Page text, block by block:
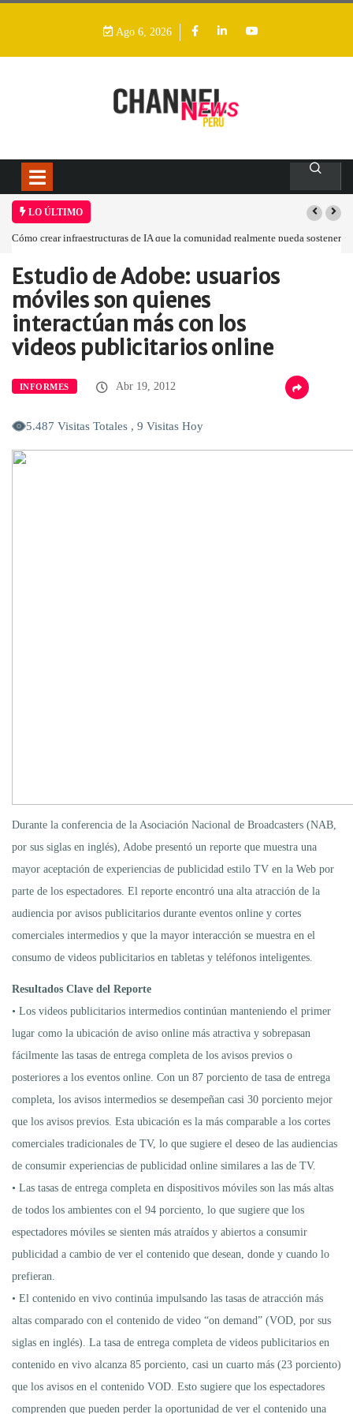
Ago 6, 2026
LO ÚLTIMO
Cómo crear infraestructuras de IA que la comunidad realmente pueda sostener
Home Informes Estudio de Adobe:…
Estudio de Adobe: usuarios
móviles son quienes
interactúan más con los
videos publicitarios online
INFORMES Abr 19, 2012
5.487 Visitas Totales , 9 Visitas Hoy
Durante la conferencia de la Asociación Nacional de Broadcasters (NAB,
por sus siglas en inglés), Adobe presentó un reporte que muestra una
mayor aceptación de experiencias de publicidad estilo TV en la Web por
parte de los espectadores. El reporte encontró una alta atracción de la
audiencia por avisos publicitarios durante eventos online y cortes
comerciales intermedios y que la mayor interacción se muestra en el
consumo de videos publicitarios en tabletas y teléfonos inteligentes.
Resultados Clave del Reporte
• Los videos publicitarios intermedios continúan manteniendo el primer
lugar como la ubicación de aviso online más atractiva y sobrepasan
fácilmente las tasas de entrega completa de los avisos previos o
posteriores a los eventos online. Con un 87 porciento de tasa de entrega
completa, los avisos intermedios se desempeñan casi 30 porciento mejor
que los avisos previos. Esta ubicación es la más comparable a los cortes
comerciales tradicionales de TV, lo que sugiere el deseo de las audiencias
de consumir experiencias de publicidad online similares a las de TV.
• Las tasas de entrega completa en dispositivos móviles son las más altas
de todos los ambientes con el 94 porciento, lo que sugiere que los
espectadores móviles se sienten más atraídos y abiertos a consumir
publicidad a cambio de ver el contenido que desean, donde y cuando lo
prefieran.
• El contenido en vivo continúa impulsando las tasas de atracción más
altas comparado con el contenido de video “on demand” (VOD, por sus
siglas en inglés). La tasa de entrega completa de videos publicitarios en
contenido en vivo alcanza 85 porciento, casi un cuarto más (23 porciento)
que los avisos en el contenido VOD. Esto sugiere que los espectadores
comprenden que pueden perder la oportunidad de ver el contenido una